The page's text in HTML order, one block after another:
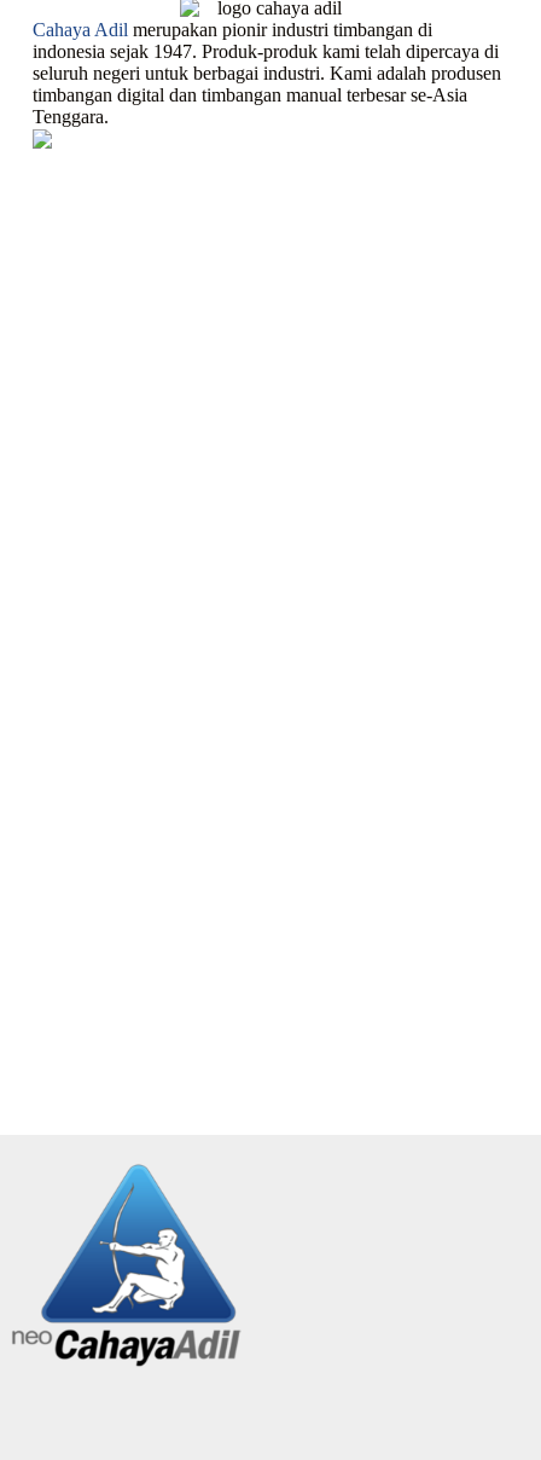
Cahaya Adil merupakan pionir industri timbangan di
indonesia sejak 1947. Produk-produk kami telah dipercaya di
seluruh negeri untuk berbagai industri. Kami adalah produsen
timbangan digital dan timbangan manual terbesar se-Asia
Tenggara.